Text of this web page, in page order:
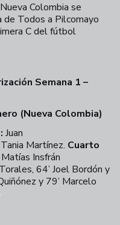
Colombia se
de Todos a Pilcomayo
C del fútbol
Semana 1 –
(Nueva Colombia)
Juan
Martínez. Cuarto
Matías Insfrán
64’ Joel Bordón y
y 79’ Marcelo